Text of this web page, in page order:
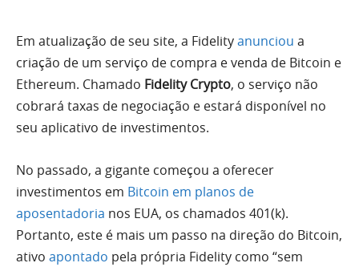
Em atualização de seu site, a Fidelityanunciou a
criação de um serviço de compra e venda de Bitcoin e
Ethereum. Chamado Fidelity Crypto, o serviço não
cobrará taxas de negociação e estará disponível no
seu aplicativo de investimentos.
No passado, a gigante começou a oferecer
investimentos em Bitcoin em planos de
aposentadoria nos EUA, os chamados 401(k).
Portanto, este é mais um passo na direção do Bitcoin,
ativo apontado pela própria Fidelity como “sem